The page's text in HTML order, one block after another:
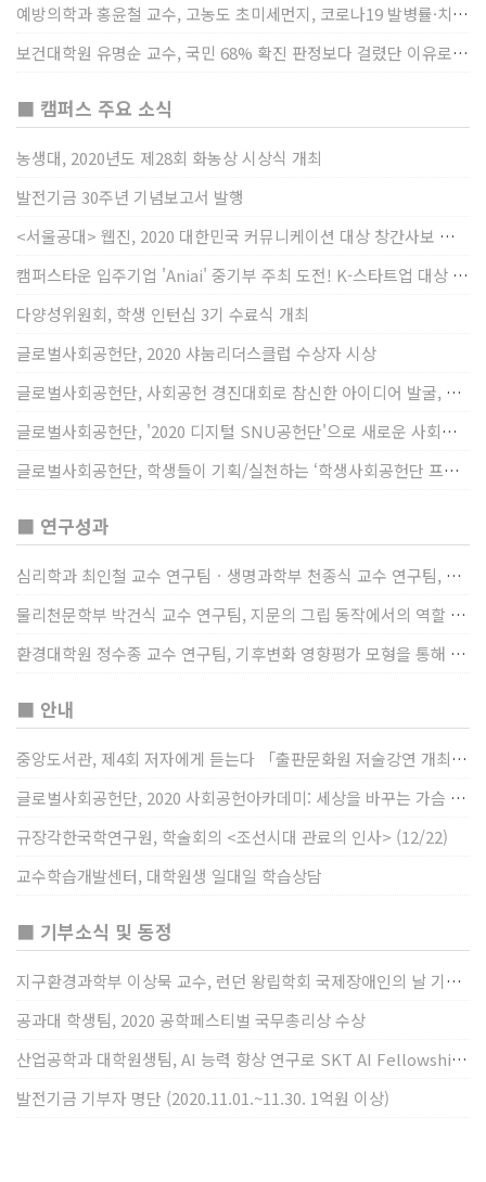
예방의학과 홍윤철 교수, 고농도 초미세먼지, 코로나19 발병률·치명률 높인다
보건대학원 유명순 교수, 국민 68% 확진 판정보다 걸렸단 이유로 비난받는 걸 더 두려해
■ 캠퍼스 주요 소식
농생대, 2020년도 제28회 화농상 시상식 개최
발전기금 30주년 기념보고서 발행
<서울공대> 웹진, 2020 대한민국 커뮤니케이션 대상 창간사보 부문 최우수상 선정
캠퍼스타운 입주기업 'Aniai' 중기부 주최 도전! K-스타트업 대상 수상
다양성위원회, 학생 인턴십 3기 수료식 개최
글로벌사회공헌단, 2020 샤눔리더스클럽 수상자 시상
글로벌사회공헌단, 사회공헌 경진대회로 참신한 아이디어 발굴, 지원
글로벌사회공헌단, '2020 디지털 SNU공헌단'으로 새로운 사회공헌에 도전
글로벌사회공헌단, 학생들이 기획/실천하는 ‘학생사회공헌단 프로젝트’ 진행
■ 연구성과
심리학과 최인철 교수 연구팀ㆍ생명과학부 천종식 교수 연구팀, 장내 마이크로바이옴과 정서적 웰빙간 관계 규명
물리천문학부 박건식 교수 연구팀, 지문의 그립 동작에서의 역할 및 원리 규명
환경대학원 정수종 교수 연구팀, 기후변화 영향평가 모형을 통해 기후변화에 따른 급격한 토양수분의 감소가 발생하는 지역과 시간을 규명
■ 안내
중앙도서관, 제4회 저자에게 듣는다 「출판문화원 저술강연 개최」(12/17)
글로벌사회공헌단, 2020 사회공헌아카데미: 세상을 바꾸는 가슴 따뜻한 나눔(12/23~24)
규장각한국학연구원, 학술회의 <조선시대 관료의 인사> (12/22)
교수학습개발센터, 대학원생 일대일 학습상담
■ 기부소식 및 동정
지구환경과학부 이상묵 교수, 런던 왕립학회 국제장애인의 날 기념 “전 세계 장애가 있는 과학자”에 소개
공과대 학생팀, 2020 공학페스티벌 국무총리상 수상
산업공학과 대학원생팀, AI 능력 향상 연구로 SKT AI Fellowship 2기 최우수팀 선정
발전기금 기부자 명단 (2020.11.01.~11.30. 1억원 이상)